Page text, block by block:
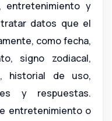
entretenimiento y
datos que el
como fecha,
signo zodiacal,
historial de uso,
y respuestas.
entretenimiento o